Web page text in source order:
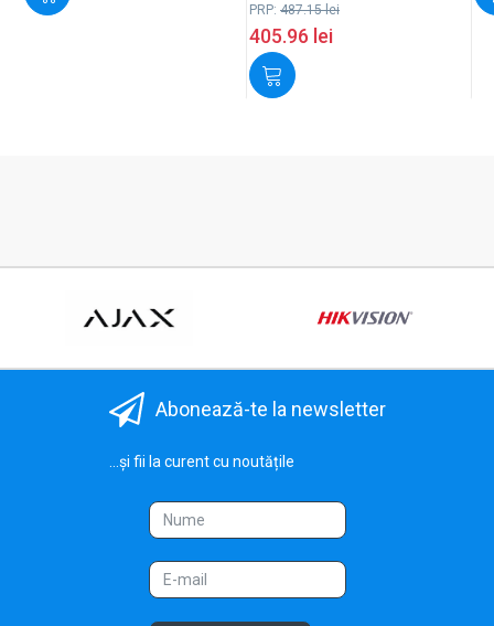
PRP: 487.15lei
405.96 lei
Abonează-te la newsletter
...și fii la curent cu noutățile